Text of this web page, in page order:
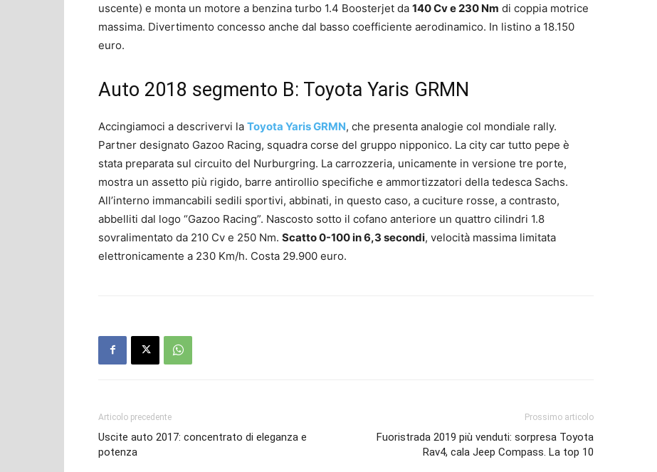
uscente) e monta un motore a benzina turbo 1.4 Boosterjet da 140 Cv e 230 Nm di coppia motrice
massima. Divertimento concesso anche dal basso coefficiente aerodinamico. In listino a 18.150
euro.
Auto 2018 segmento B: Toyota Yaris GRMN
Accingiamoci a descrivervi la Toyota Yaris GRMN, che presenta analogie col mondiale rally.
Partner designato Gazoo Racing, squadra corse del gruppo nipponico. La city car tutto pepe è
stata preparata sul circuito del Nurburgring. La carrozzeria, unicamente in versione tre porte,
mostra un assetto più rigido, barre antirollio specifiche e ammortizzatori della tedesca Sachs.
All’interno immancabili sedili sportivi, abbinati, in questo caso, a cuciture rosse, a contrasto,
abbelliti dal logo “Gazoo Racing”. Nascosto sotto il cofano anteriore un quattro cilindri 1.8
sovralimentato da 210 Cv e 250 Nm. Scatto 0-100 in 6,3 secondi, velocità massima limitata
elettronicamente a 230 Km/h. Costa 29.900 euro.
Articolo precedente
Uscite auto 2017: concentrato di eleganza e
potenza
Prossimo articolo
Fuoristrada 2019 più venduti: sorpresa Toyota
Rav4, cala Jeep Compass. La top 10